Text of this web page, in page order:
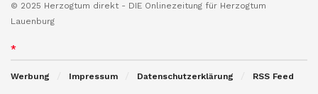
© 2025 Herzogtum direkt - DIE Onlinezeitung für Herzogtum
Lauenburg
*
Werbung Impressum Datenschutzerklärung RSS Feed